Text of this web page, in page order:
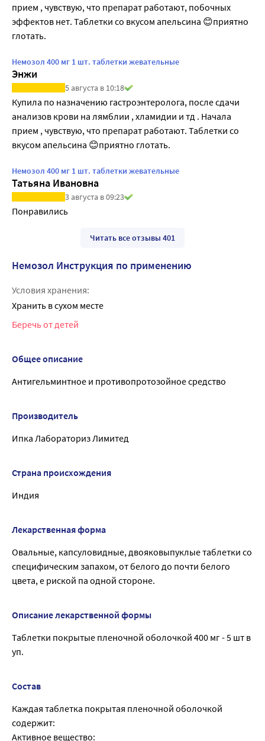
прием , чувствую, что препарат работают, побочных
эффектов нет. Таблетки со вкусом апельсина 😊приятно
глотать.
Немозол 400 мг 1 шт. таблетки жевательные
Энжи
5 августа в 10:18
Купила по назначению гастроэнтеролога, после сдачи
анализов крови на лямблии , хламидии и тд . Начала
прием , чувствую, что препарат работают. Таблетки со
вкусом апельсина 😊приятно глотать.
Немозол 400 мг 1 шт. таблетки жевательные
Татьяна Ивановна
3 августа в 09:23
Понравились
Читать все отзывы 401
Немозол Инструкция по применению
Условия хранения:
Хранить в сухом месте
Беречь от детей
Общее описание
Антигельминтное и противопротозойное средство
Производитель
Ипка Лабораториз Лимитед
Страна происхождения
Индия
Лекарственная форма
Овальные, капсуловидные, двояковыпуклые таблетки со
специфическим запахом, от белого до почти белого
цвета, е риской па одной стороне.
Описание лекарственной формы
Таблетки покрытые пленочной оболочкой 400 мг - 5 шт в
уп.
Состав
Каждая таблетка покрытая пленочной оболочкой
содержит:
Активное вещество: